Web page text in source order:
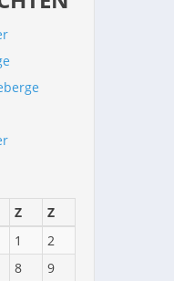
Z
Z
1
2
8
9